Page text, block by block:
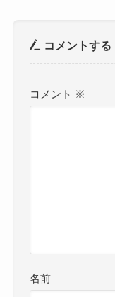
コメントする
コメント ※
名前